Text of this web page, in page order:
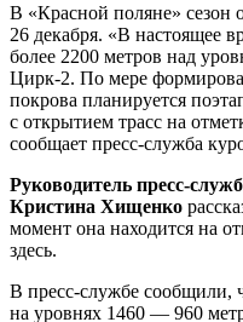
В «Красной поляне» сезон
26 декабря. «В настоящее
более 2200 метров над
Цирк-2. По мере
покрова планируется
с открытием трасс на
сообщает пресс-служба
Руководитель пресс-
Кристина Хищенко
момент она находится на
здесь.
В пресс-службе сообщили,
на уровнях 1460 — 960